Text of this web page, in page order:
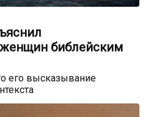
библейским
его высказывание